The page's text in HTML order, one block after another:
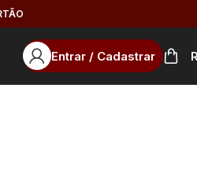
Entrar / Cadastrar